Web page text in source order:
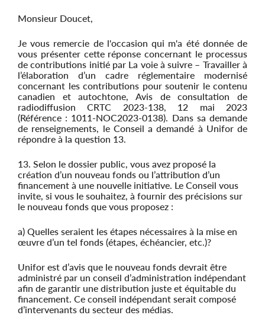
Monsieur Doucet,
Je vous remercie de l'occasion qui m'a été donnée de
vous présenter cette réponse concernant le processus
de contributions initié par La voie à suivre – Travailler à
l’élaboration d’un cadre réglementaire modernisé
concernant les contributions pour soutenir le contenu
canadien et autochtone, Avis de consultation de
radiodiffusion CRTC 2023-138, 12 mai 2023
(Référence : 1011-NOC2023-0138). Dans sa demande
de renseignements, le Conseil a demandé à Unifor de
répondre à la question 13.
13. Selon le dossier public, vous avez proposé la
création d’un nouveau fonds ou l’attribution d’un
financement à une nouvelle initiative. Le Conseil vous
invite, si vous le souhaitez, à fournir des précisions sur
le nouveau fonds que vous proposez :
a) Quelles seraient les étapes nécessaires à la mise en
œuvre d’un tel fonds (étapes, échéancier, etc.)?
Unifor est d’avis que le nouveau fonds devrait être
administré par un conseil d’administration indépendant
afin de garantir une distribution juste et équitable du
financement. Ce conseil indépendant serait composé
d’intervenants du secteur des médias.